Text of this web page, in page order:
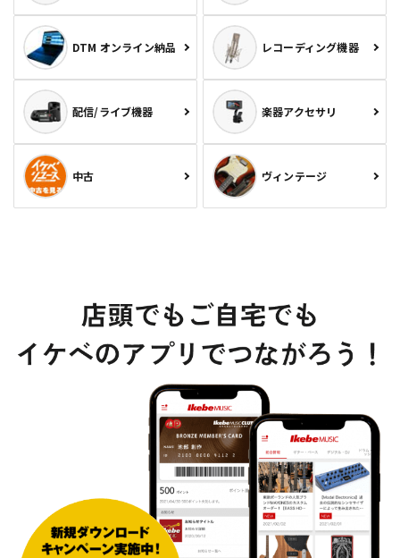
DTM オンライン納品 レコーディング機器
配信/ライブ機器 楽器アクセサリ
中古 ヴィンテージ